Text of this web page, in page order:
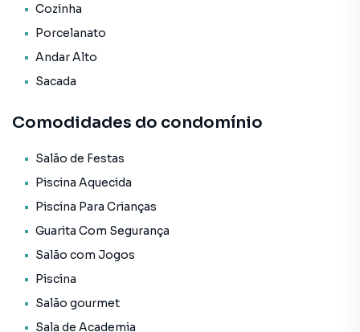
* Piso em porcelanato 90x90;
* Espera p/ aspiração central;
* Medidor de energia individual;
* Atenuação acústica nos quartos;
* Academia;
* Brinquedoteca;
* Entrada p/ banhistas e box de praia;
* Espaço gourmet;
* Espelho d'água;
* Hall de entrada decorado e mobiliado;
* Hidromassagem;
* Interfone;
Cozinha
Porcelanato
Andar Alto
Sacada
Comodidades do condomínio
Salão de Festas
Piscina Aquecida
Piscina Para Crianças
Guarita Com Segurança
Salão com Jogos
Piscina
Salão gourmet
Sala de Academia